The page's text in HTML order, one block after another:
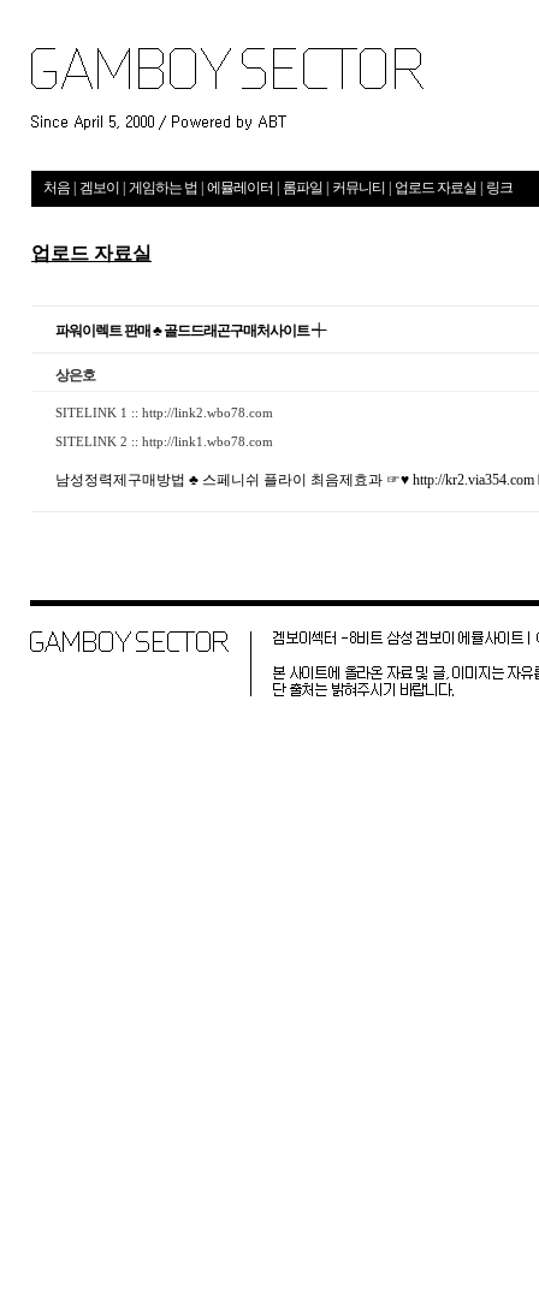
처음 겜보이 게임하는 법 에뮬레이터 롬파일 커뮤니티 업로드 자료실 링크
업로드 자료실
파워이렉트 판매 ♣ 골드드래곤구매처사이트 ┽
상은호
SITELINK 1 :: http://link2.wbo78.com
SITELINK 2 :: http://link1.wbo78.com
남성정력제구매방법 ♣ 스페니쉬 플라이 최음제효과 ☞♥ http://kr2.via354.com